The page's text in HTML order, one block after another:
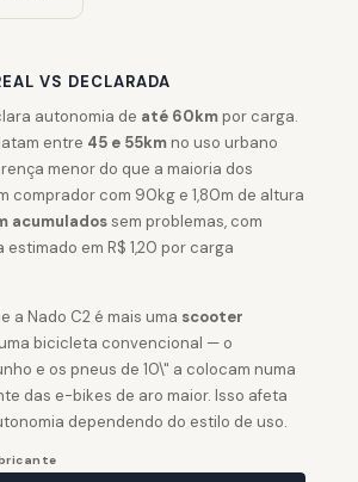
VS DECLARADA
autonomia de até 60km por carga.
entre 45 e 55km no uso urbano
menor do que a maioria dos
comprador com 90kg e 1,80m de altura
acumuladossem problemas, com
em R$ 1,20 por carga
a Nado C2 é mais uma scooter
bicicleta convencional — o
e os pneus de 10\" a colocam numa
das e-bikes de aro maior. Isso afeta
dependendo do estilo de uso.